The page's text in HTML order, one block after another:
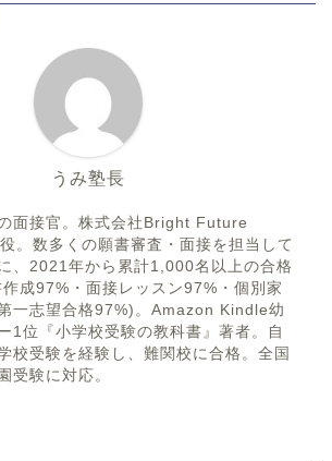
うみ塾長
面接官。株式会社Bright Future
。数多くの願書審査・面接を担当して
、2021年から累計1,000名以上の合格
成97%・面接レッスン97%・個別家
一志望合格97%)。Amazon Kindle幼
1位『小学校受験の教科書』著者。自
校受験を経験し、難関校に合格。全国
受験に対応。